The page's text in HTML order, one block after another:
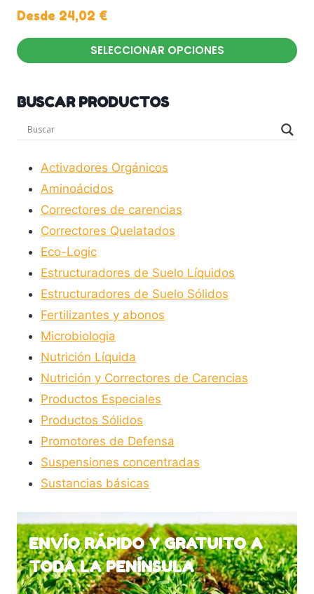
Desde 24,02 €
SELECCIONAR OPCIONES
tiene
múltiples
Las
opciones
pueden
página
de
producto
BUSCAR PRODUCTOS
Activadores Orgánicos
Aminoácidos
Correctores de carencias
Correctores Quelatados
Eco-Logic
Estructuradores de Suelo Líquidos
Estructuradores de Suelo Sólidos
Fertilizantes y abonos
Microbiologia
Nutrición Líquida
Nutrición y Correctores de Carencias
Productos Especiales
Productos Sólidos
Promotores de Defensa
Suspensiones concentradas
Sustancias básicas
ENVÍO RÁPIDO Y GRATUITO A
TODA LA PENÍNSULA